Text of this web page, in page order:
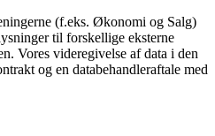
(f.eks. Økonomi og Salg)
til forskellige eksterne
Vores videregivelse af data i den
og en databehandleraftale med